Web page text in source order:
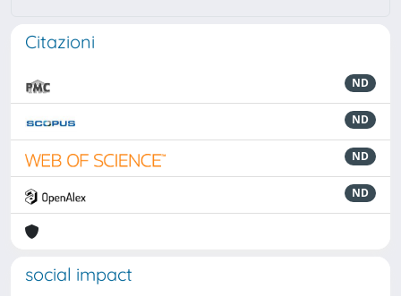
Citazioni
ND
ND
ND
ND
social impact